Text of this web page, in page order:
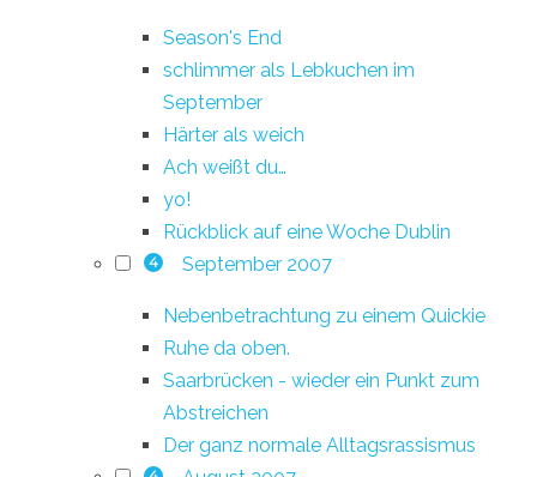
Season's End
schlimmer als Lebkuchen im
September
Härter als weich
Ach weißt du…
yo!
Rückblick auf eine Woche Dublin
4 September 2007
Nebenbetrachtung zu einem Quickie
Ruhe da oben.
Saarbrücken - wieder ein Punkt zum
Abstreichen
Der ganz normale Alltagsrassismus